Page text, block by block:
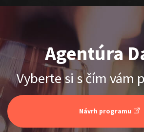
Čekovský vs.
Show program
Michal Hudák
Agentúra
Vyberte si s čím vám
Návrh programu